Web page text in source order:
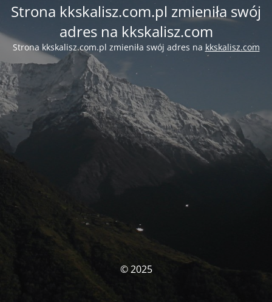
Strona kkskalisz.com.pl zmieniła swój
adres na kkskalisz.com
Strona kkskalisz.com.pl zmieniła swój adres na kkskalisz.com
© 2025